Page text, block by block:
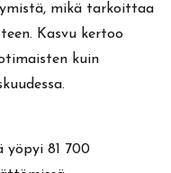
mikä tarkoittaa
Kasvu kertoo
kuin
yöpyi 81 700